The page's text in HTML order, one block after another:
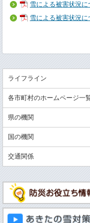
雪による被害状況に
雪による被害状況に
ライフライン
各市町村のホームページ一
県の機関
国の機関
交通関係